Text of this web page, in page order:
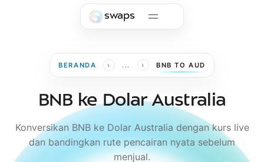
swaps
BERANDA › ... › BNB TO AUD
BNB ke Dolar Australia
Konversikan BNB ke Dolar Australia dengan kurs live
dan bandingkan rute pencairan nyata sebelum
menjual.